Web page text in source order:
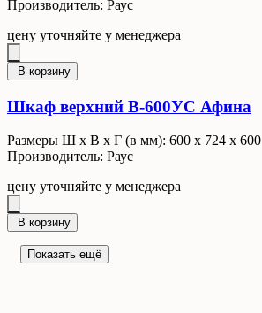
Производитель: Раус
цену уточняйте у менеджера
В корзину
Шкаф верхний В-600УС Афина
Размеры Ш x В x Г (в мм): 600 х 724 х 600
Производитель: Раус
цену уточняйте у менеджера
В корзину
Показать ещё